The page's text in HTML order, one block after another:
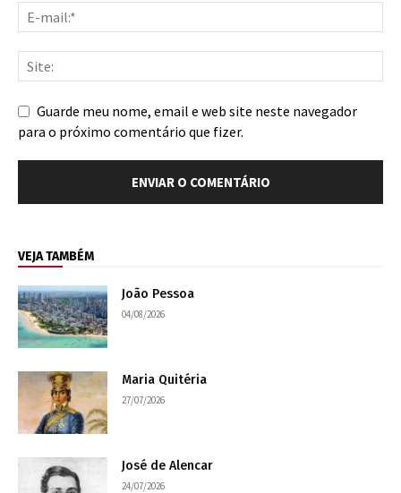
Guarde meu nome, email e web site neste navegador
para o próximo comentário que fizer.
VEJA TAMBÉM
João Pessoa
04/08/2026
Maria Quitéria
27/07/2026
José de Alencar
24/07/2026